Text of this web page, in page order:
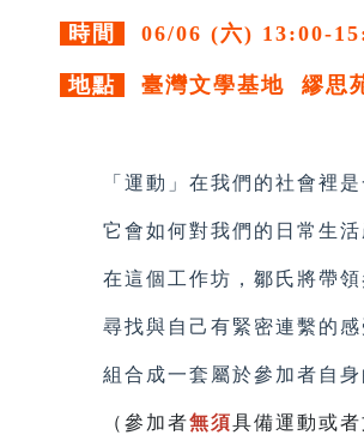
時間 06/06 (六) 13:00-
地點 臺灣文學基地 繆思
「運動」在我們的社會裡是
它會如何對我們的日常生活
在這個工作坊，鄒氏將帶領
尋找與自己有緊密連繫的感
組合成一套屬於參加者自身
（參加者無須具備運動或者